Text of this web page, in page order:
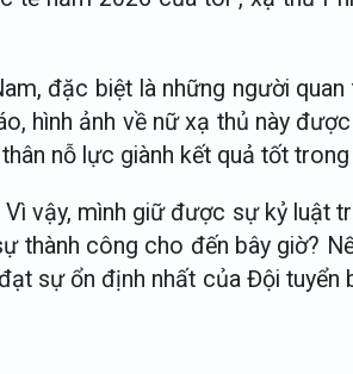
đặc biệt là những người
hình ảnh về nữ xạ thủ này
nỗ lực giành kết quả tốt
vậy, mình giữ được sự kỷ luật
công cho đến bây giờ?
sự ổn định nhất của Đội